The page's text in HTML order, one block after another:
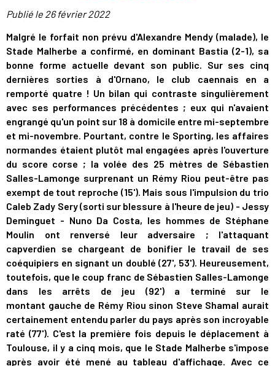
Publié le 26 février 2022
Malgré le forfait non prévu d'Alexandre Mendy (malade), le
Stade Malherbe a confirmé, en dominant Bastia (2-1), sa
bonne forme actuelle devant son public. Sur ses cinq
dernières sorties à d'Ornano, le club caennais en a
remporté quatre ! Un bilan qui contraste singulièrement
avec ses performances précédentes ; eux qui n'avaient
engrangé qu'un point sur 18 à domicile entre mi-septembre
et mi-novembre. Pourtant, contre le Sporting, les affaires
normandes étaient plutôt mal engagées après l'ouverture
du score corse ; la volée des 25 mètres de Sébastien
Salles-Lamonge surprenant un Rémy Riou peut-être pas
exempt de tout reproche (15'). Mais sous l'impulsion du trio
Caleb Zady Sery (sorti sur blessure à l'heure de jeu) - Jessy
Deminguet - Nuno Da Costa, les hommes de Stéphane
Moulin ont renversé leur adversaire ; l'attaquant
capverdien se chargeant de bonifier le travail de ses
coéquipiers en signant un doublé (27', 53'). Heureusement,
toutefois, que le coup franc de Sébastien Salles-Lamonge
dans les arrêts de jeu (92') a terminé sur le
montant gauche de Rémy Riou sinon Steve Shamal aurait
certainement entendu parler du pays après son incroyable
raté (77'). C'est la première fois depuis le déplacement à
Toulouse, il y a cinq mois, que le Stade Malherbe s'impose
après avoir été mené au tableau d'affichage. Avec ce